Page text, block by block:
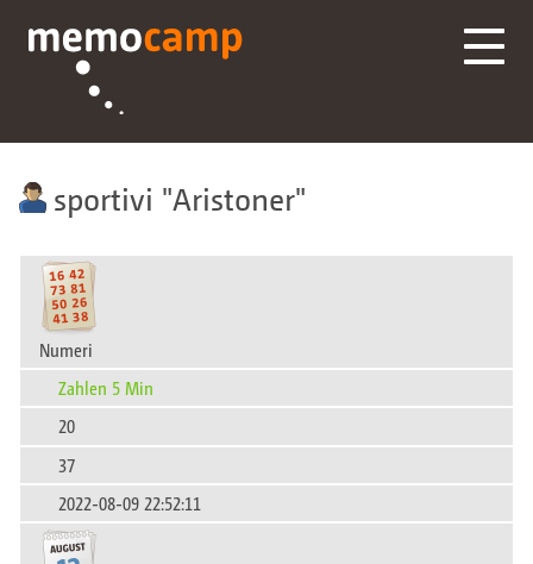
sportivi Aristoner
Numeri
Zahlen 5 Min
20
37
2022-08-09 22:52:11